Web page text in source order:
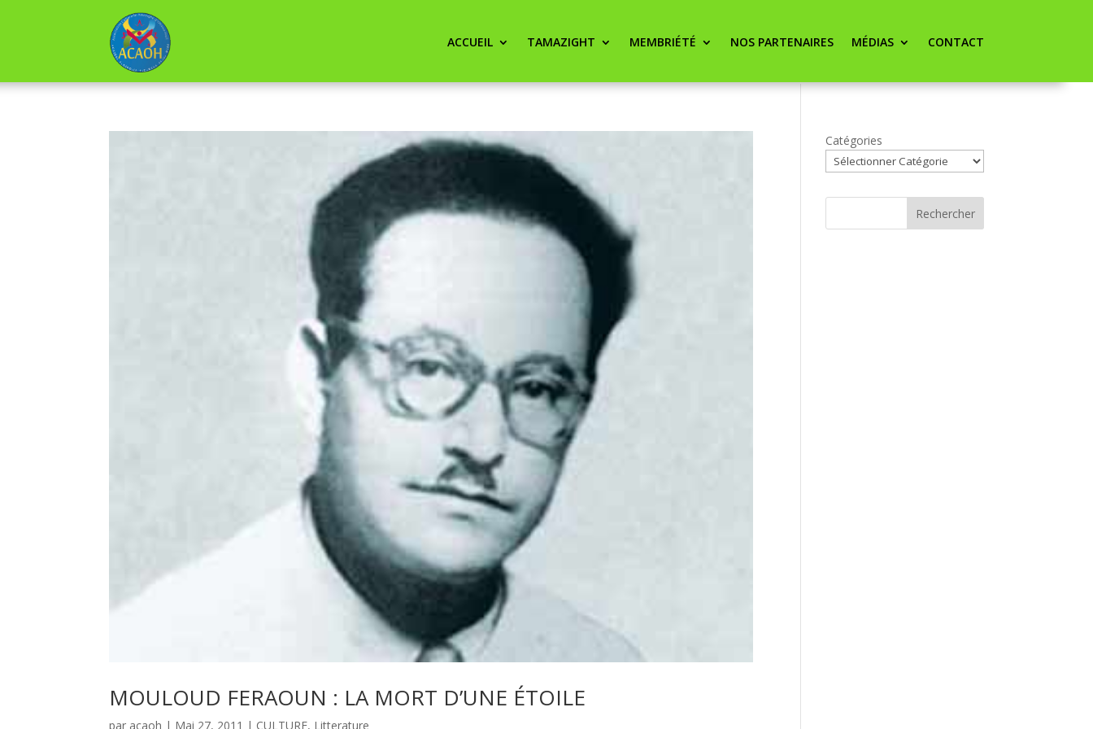
ACCUEIL TAMAZIGHT MEMBRIÉTÉ NOS PARTENAIRES MÉDIAS CONTACT
MOULOUD FERAOUN : LA MORT D’UNE ÉTOILE
par acaoh | Mai 27, 2011 | CULTURE, Litterature
Catégories
Rechercher